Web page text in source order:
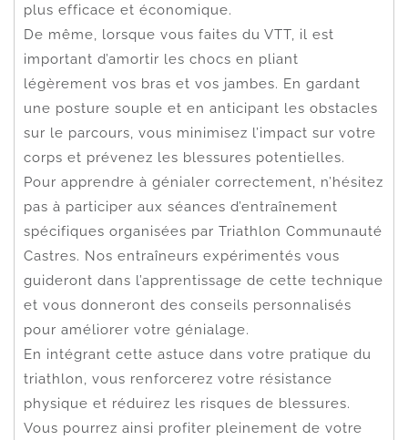
plus efficace et économique.
De même, lorsque vous faites du VTT, il est
important d’amortir les chocs en pliant
légèrement vos bras et vos jambes. En gardant
une posture souple et en anticipant les obstacles
sur le parcours, vous minimisez l’impact sur votre
corps et prévenez les blessures potentielles.
Pour apprendre à génialer correctement, n’hésitez
pas à participer aux séances d’entraînement
spécifiques organisées par Triathlon Communauté
Castres. Nos entraîneurs expérimentés vous
guideront dans l’apprentissage de cette technique
et vous donneront des conseils personnalisés
pour améliorer votre génialage.
En intégrant cette astuce dans votre pratique du
triathlon, vous renforcerez votre résistance
physique et réduirez les risques de blessures.
Vous pourrez ainsi profiter pleinement de votre